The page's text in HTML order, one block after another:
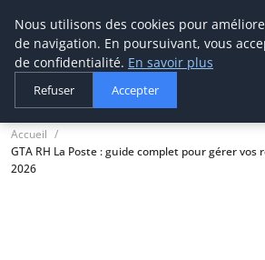
thestorefinder
Trouvez les meilleures adresses business
Accueil
GTA RH La Poste : guide complet pour gérer
2026
Nous utilisons des cookies pour
de navigation. En poursuivant, vous
de confidentialité. En savoir plus
Refuser Accepter